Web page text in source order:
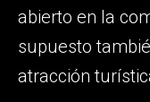
abierto en la
supuesto
atracción